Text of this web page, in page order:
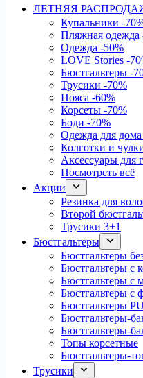
ЛЕТНЯЯ
Купальники -
Пляжная одежда
Одежда -50%
LOVE Stories -
Бюстгальтеры -
Трусики -70%
Пояса -60%
Корсеты -70%
Боди -70%
Одежда для дома
Колготки и
Аксессуары для
Посмотреть всё
Акции
Резинка для
Второй
Трусики 3+1
Бюстгальтеры
Бюстгальтеры
Бюстгальтеры с
Бюстгальтеры с
Бюстгальтеры с
Бюстгальтеры
Бюстгальтеры-
Бюстгальтеры-
Топы корсетные
Бюстгальтеры-
Трусики